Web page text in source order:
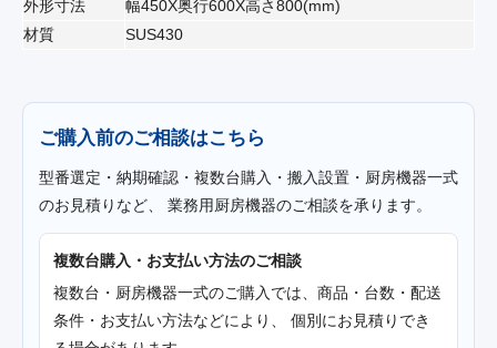
外形寸法
幅450X奥行600X高さ800(mm)
材質
SUS430
ご購入前のご相談はこちら
型番選定・納期確認・複数台購入・搬入設置・厨房機器一式
のお見積りなど、 業務用厨房機器のご相談を承ります。
複数台購入・お支払い方法のご相談
複数台・厨房機器一式のご購入では、商品・台数・配送
条件・お支払い方法などにより、 個別にお見積りでき